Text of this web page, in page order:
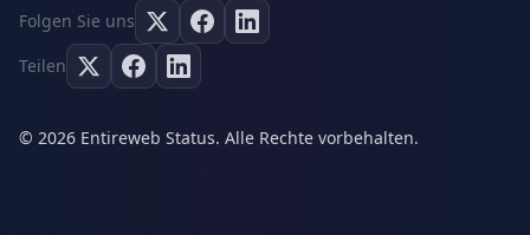
Folgen Sie uns
Teilen
© 2026 Entireweb Status. Alle Rechte vorbehalten.